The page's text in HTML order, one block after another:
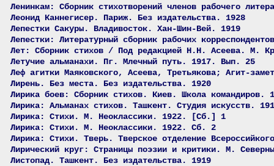
Ленинкам: Сборник стихотворений членов рабочего
Леонид Каннегисер. Париж. Без издательства. 1928
Лепестки Сакуры. Владивосток. Хан-Шин-Вей. 1919
Лепестки: Литературный сборник рабочих
Лет: Сборник стихов / Под редакцией Н.Н. Асеева. М.
Летучие альманахи. Пг. Млечный путь. 1917. Вып. 25
Леф агитки Маяковского, Асеева, Третьякова; Агит-
Лирень. Без места. Без издательства. 1920
Лирика боев: Сборник стихов. Киев. Школа командиров.
Лирика: Альманах стихов. Ташкент. Студия искусств.
Лирика: Стихи. М. Неоклассики. 1922. [Сб.] 1
Лирика: Стихи. М. Неоклассики. 1922. Сб. 2
Лирика: Стихи. Тверь. Тверское отделение
Лирический круг: Страницы поэзии и критики. М.
Листопад. Ташкент. Без издательства. 1919